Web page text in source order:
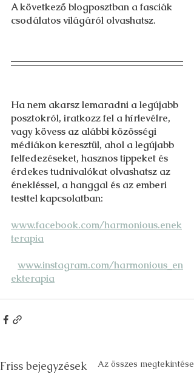
A következő blogposztban a fasciák
csodálatos világáról olvashatsz.
Ha nem akarsz lemaradni a legújabb
posztokról, iratkozz fel a hírlevélre,
vagy kövess az alábbi közösségi
médiákon keresztül, ahol a legújabb
felfedezéseket, hasznos tippeket és
érdekes tudnivalókat olvashatsz az
énekléssel, a hanggal és az emberi
testtel kapcsolatban:
www.facebook.com/harmonious.enek
terapia
www.instagram.com/harmonious_en
ekterapia
Friss bejegyzések Az összes megtekintése